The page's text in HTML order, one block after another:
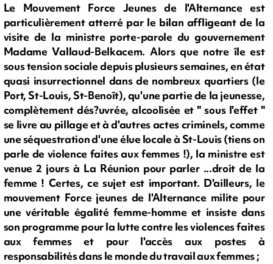
Le Mouvement Force Jeunes de l'Alternance est
particulièrement atterré par le bilan affligeant de la
visite de la ministre porte-parole du gouvernement
Madame Vallaud-Belkacem. Alors que notre île est
sous tension sociale depuis plusieurs semaines, en état
quasi insurrectionnel dans de nombreux quartiers (le
Port, St-Louis, St-Benoît), qu'une partie de la jeunesse,
complètement dés?uvrée, alcoolisée et " sous l'effet "
se livre au pillage et à d'autres actes criminels, comme
une séquestration d'une élue locale à St-Louis (tiens on
parle de violence faites aux femmes !), la ministre est
venue 2 jours à La Réunion pour parler ...droit de la
femme ! Certes, ce sujet est important. D'ailleurs, le
mouvement Force jeunes de l'Alternance milite pour
une véritable égalité femme-homme et insiste dans
son programme pour la lutte contre les violences faites
aux femmes et pour l'accès aux postes à
responsabilités dans le monde du travail aux femmes ;